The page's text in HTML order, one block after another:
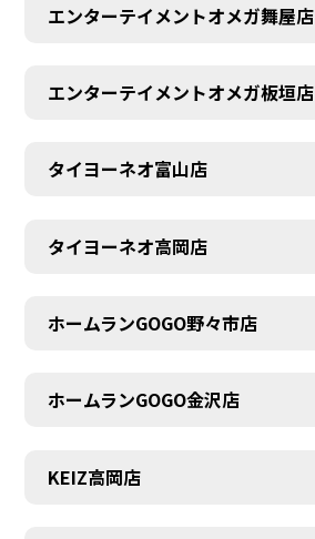
エンターテイメントオメガ舞屋店
エンターテイメントオメガ板垣店
タイヨーネオ富山店
タイヨーネオ高岡店
ホームランGOGO野々市店
ホームランGOGO金沢店
KEIZ高岡店